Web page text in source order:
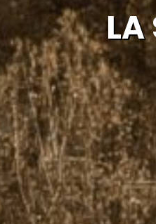
LA